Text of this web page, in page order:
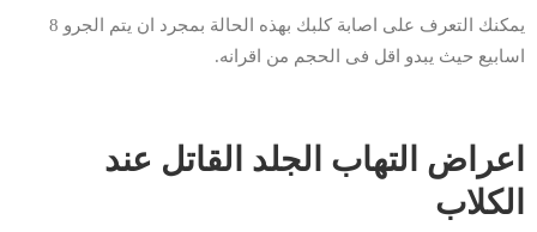
يمكنك التعرف على اصابة كلبك بهذه الحالة بمجرد ان يتم الجرو 8
اسابيع حيث يبدو اقل فى الحجم من اقرانه.
اعراض التهاب الجلد القاتل عند
الكلاب